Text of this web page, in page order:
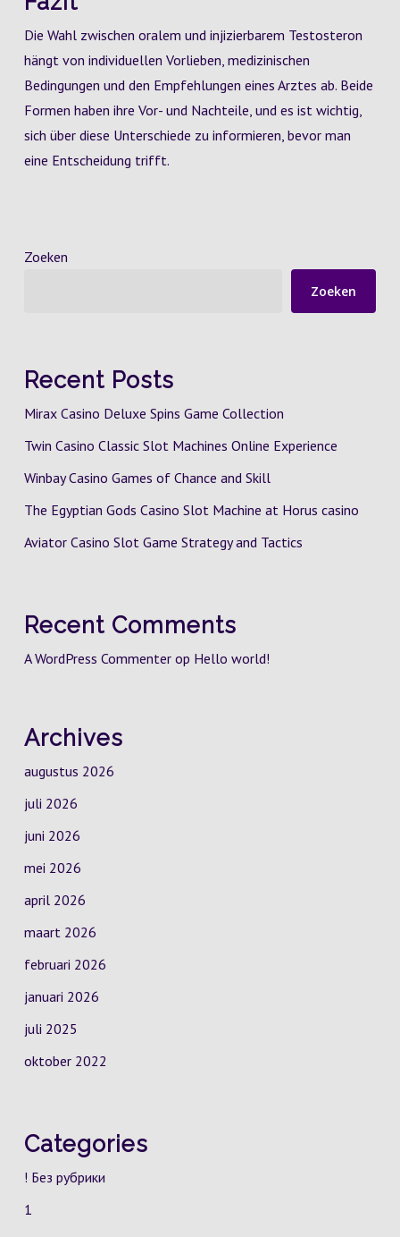
Die Wahl zwischen oralem und injizierbarem Testosteron
hängt von individuellen Vorlieben, medizinischen
Bedingungen und den Empfehlungen eines Arztes ab. Beide
Formen haben ihre Vor- und Nachteile, und es ist wichtig,
sich über diese Unterschiede zu informieren, bevor man
eine Entscheidung trifft.
Zoeken
Zoeken
Recent Posts
Mirax Casino Deluxe Spins Game Collection
Twin Casino Classic Slot Machines Online Experience
Winbay Casino Games of Chance and Skill
The Egyptian Gods Casino Slot Machine at Horus casino
Aviator Casino Slot Game Strategy and Tactics
Recent Comments
A WordPress Commenterop Hello world!
Archives
augustus 2026
juli 2026
juni 2026
mei 2026
april 2026
maart 2026
februari 2026
januari 2026
juli 2025
oktober 2022
Categories
! Без рубрики
1